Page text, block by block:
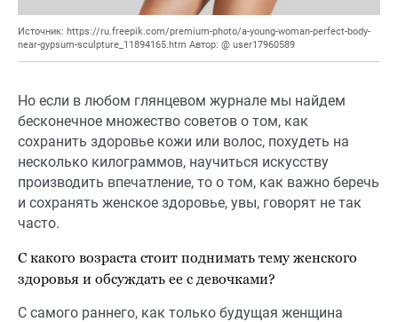
Источник: https://ru.freepik.com/premium-photo/a-young-woman-perfect-body-
near-gypsum-sculpture_11894165.htm Автор: @ user17960589
Но если в любом глянцевом журнале мы найдем
бесконечное множество советов о том, как
сохранить здоровье кожи или волос, похудеть на
несколько килограммов, научиться искусству
производить впечатление, то о том, как важно беречь
и сохранять женское здоровье, увы, говорят не так
часто.
С какого возраста стоит поднимать тему женского
здоровья и обсуждать ее с девочками?
С самого раннего, как только будущая женщина